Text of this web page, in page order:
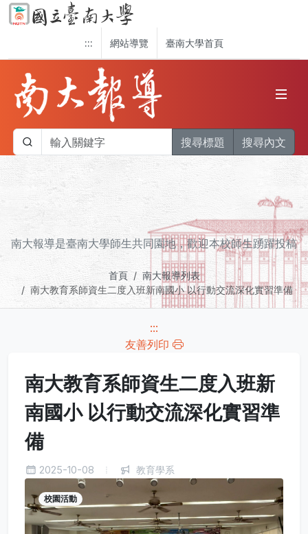
::: 網站導覽 臺南大學首頁
搜尋標題 搜尋內文
南大報導是臺南大學師生共同園地，歡迎本校師生踴躍投稿
首頁
南大報導列表
南大教育系師資生二度入班新南國小 以行動交流深化實習準備
:::
友善列印
南大教育系師資生二度入班新
南國小 以行動交流深化實習準
備
2025-10-08 教育學系
校園活動